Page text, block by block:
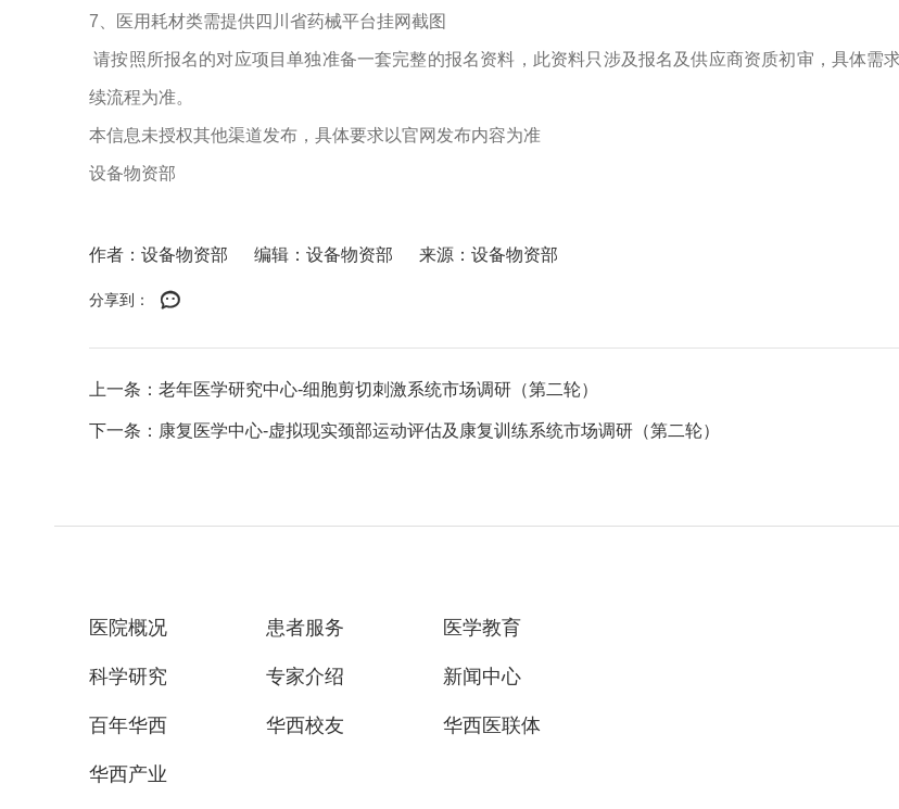
7、医用耗材类需提供四川省药械平台挂网截图
请按照所报名的对应项目单独准备一套完整的报名资料，此资料只涉及报名及供应商资质初审，具体需
续流程为准。
本信息未授权其他渠道发布，具体要求以官网发布内容为准
设备物资部
作者：设备物资部 编辑：设备物资部 来源：设备物资部
分享到：
上一条：老年医学研究中心-细胞剪切刺激系统市场调研（第二轮）
下一条：康复医学中心-虚拟现实颈部运动评估及康复训练系统市场调研（第二轮）
医院概况 患者服务 医学教育
科学研究 专家介绍 新闻中心
百年华西 华西校友 华西医联体
华西产业